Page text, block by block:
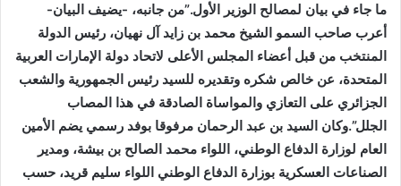
ما جاء في بيان لمصالح الوزير الأول.”من جانبه، -يضيف البيان-
أعرب صاحب السمو الشيخ محمد بن زايد آل نهيان، رئيس الدولة
المنتخب من قبل أعضاء المجلس الأعلى لاتحاد دولة الإمارات العربية
المتحدة، عن خالص شكره وتقديره للسيد رئيس الجمهورية والشعب
الجزائري على التعازي والمواساة الصادقة في هذا المصاب
الجلل”.وكان السيد بن عبد الرحمان مرفوقا بوفد رسمي يضم الأمين
العام لوزارة الدفاع الوطني، اللواء محمد الصالح بن بيشة، ومدير
الصناعات العسكرية بوزارة الدفاع الوطني اللواء سليم قريد، حسب